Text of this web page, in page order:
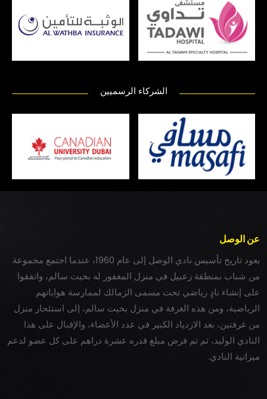
الشركاء الرسميين
عن الوصل
يعود تاريخ تأسيس نادي الوصل إلى عام 1960، عندما اجتمع مجموعة
من شباب بمنطقة زعبيل في منزل المغفور له بخيت سالم، واتفقوا
على إنشاء نادٍ رياضي تحت مسمى الزمالك لممارسة هواياتهم
الرياضية، ومن هذه الغرفة في منزل بخيت سالم، إلى استئجار منزل
من غرفتين، بعد الازدياد الكبير في عدد الأعضاء، والإقبال على هذا
النادي الوليد، ثم تم فرض مبلغ قدره عشرة دراهم على كل عضو لدعم
ميزانية النادي.